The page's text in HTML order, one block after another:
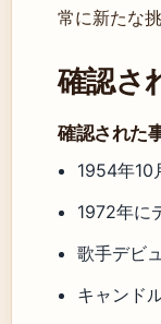
常に新たな
確認さ
確認された
1954年10
1972年に
歌手デビ
キャンド